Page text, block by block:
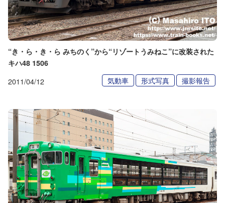
“き・ら・き・ら みちのく”から“リゾートうみねこ”に改装された
キハ48 1506
2011/04/12 気動車 形式写真 撮影報告